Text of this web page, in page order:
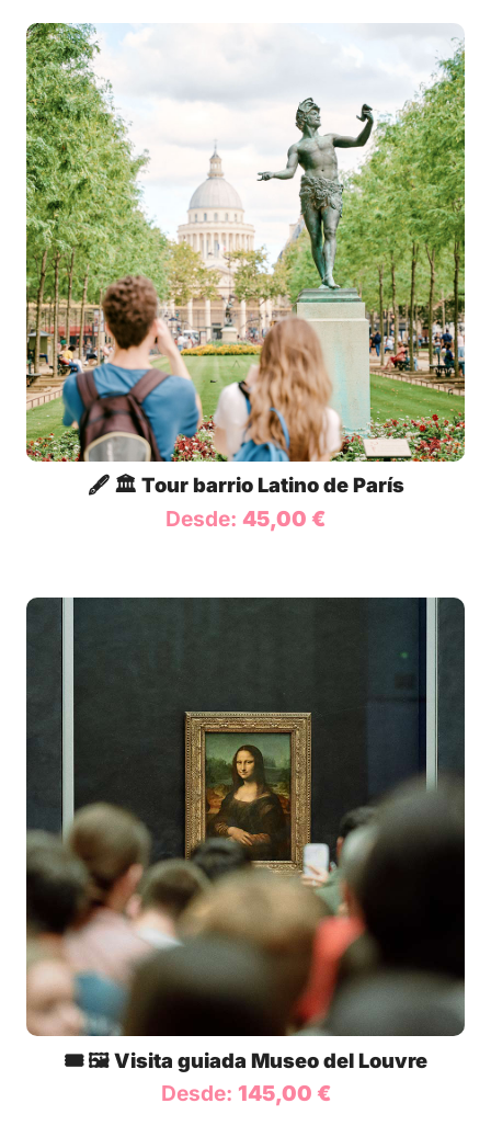
🖋️ 🏛️ Tour barrio Latino de París
Desde: 45,00 €
🎟️ 🖼️ Visita guiada Museo del Louvre
Desde: 145,00 €